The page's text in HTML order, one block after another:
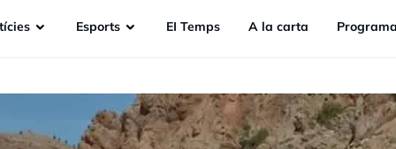
Esports EI Temps A la carta